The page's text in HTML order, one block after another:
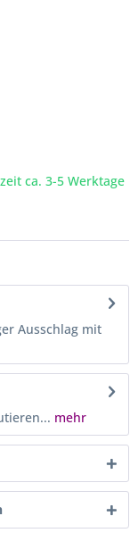
ca. 3-5 Werktage
Ausschlag mit
mehr